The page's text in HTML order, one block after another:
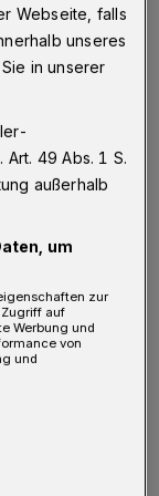
grünen
geplant.
auf Null
und
muss
damit
Konzepte
ist,
Webseite, falls
unseres
in unserer
49 Abs. 1 S.
außerhalb
um
zur
auf
Werbung und
von
und